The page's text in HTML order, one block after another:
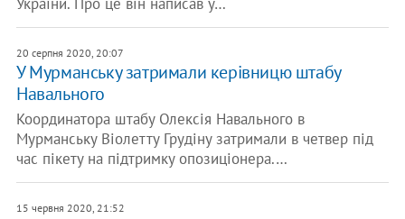
20 серпня 2020, 20:07
У Мурманську затримали керівницю штабу
Навального
Координатора штабу Олексія Навального в
Мурманську Віолетту Грудіну затримали в четвер під
час пікету на підтримку опозиціонера.…
15 червня 2020, 21:52